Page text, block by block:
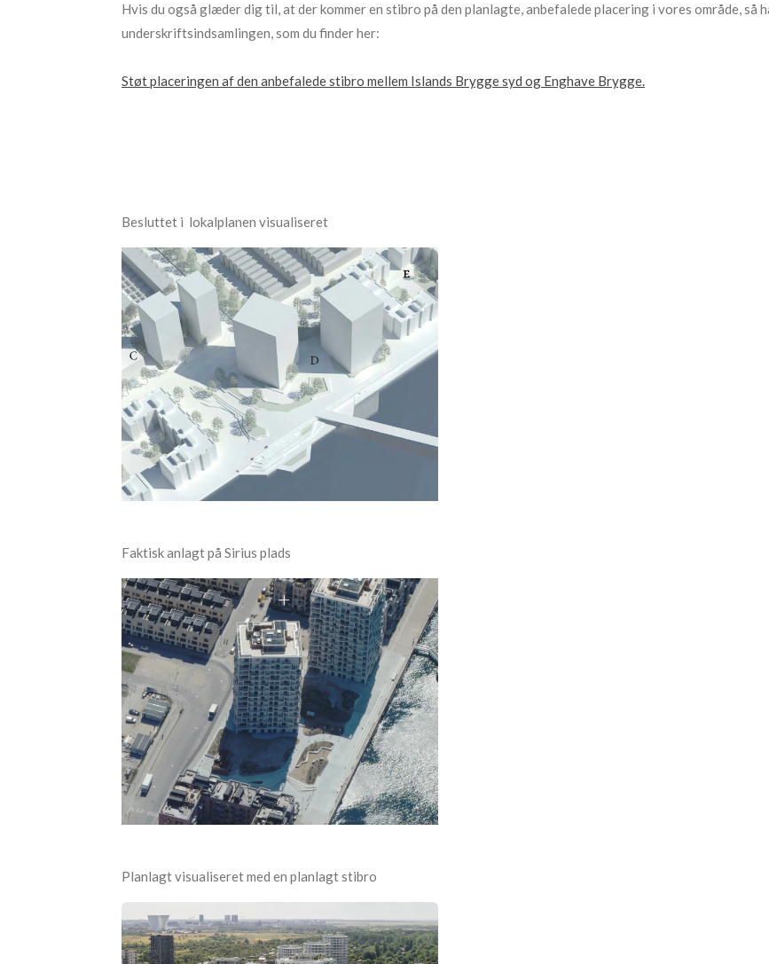
Hvis du også glæder dig til, at der kommer en stibro på den planlagte, anbefalede placering i vores område, så
underskriftsindsamlingen, som du finder her:
Støt placeringen af den anbefalede stibro mellem Islands Brygge syd og Enghave Brygge.
Besluttet i lokalplanen visualiseret
Faktisk anlagt på Sirius plads
Planlagt visualiseret med en planlagt stibro